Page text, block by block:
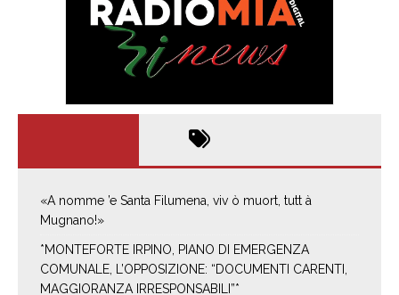
«A nomme ’e Santa Filumena, viv ò muort, tutt à
Mugnano!»
*MONTEFORTE IRPINO, PIANO DI EMERGENZA
COMUNALE, L’OPPOSIZIONE: “DOCUMENTI CARENTI,
MAGGIORANZA IRRESPONSABILI”*